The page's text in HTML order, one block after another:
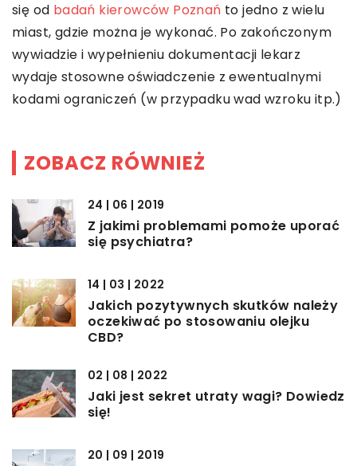
się od badań kierowców Poznań to jedno z wielu
miast, gdzie można je wykonać. Po zakończonym
wywiadzie i wypełnieniu dokumentacji lekarz
wydaje stosowne oświadczenie z ewentualnymi
kodami ograniczeń (w przypadku wad wzroku itp.)
ZOBACZ RÓWNIEŻ
24 | 06 | 2019
Z jakimi problemami pomoże uporać
się psychiatra?
14 | 03 | 2022
Jakich pozytywnych skutków należy
oczekiwać po stosowaniu olejku
CBD?
02 | 08 | 2022
Jaki jest sekret utraty wagi? Dowiedz
się!
20 | 09 | 2019